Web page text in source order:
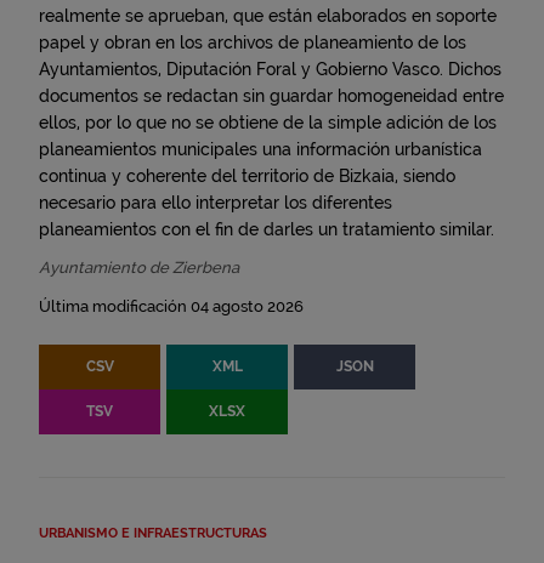
realmente se aprueban, que están elaborados en soporte
papel y obran en los archivos de planeamiento de los
Ayuntamientos, Diputación Foral y Gobierno Vasco. Dichos
documentos se redactan sin guardar homogeneidad entre
ellos, por lo que no se obtiene de la simple adición de los
planeamientos municipales una información urbanística
continua y coherente del territorio de Bizkaia, siendo
necesario para ello interpretar los diferentes
planeamientos con el fin de darles un tratamiento similar.
Ayuntamiento de Zierbena
Última modificación 04 agosto 2026
CSV XML JSON
TSV XLSX
URBANISMO E INFRAESTRUCTURAS